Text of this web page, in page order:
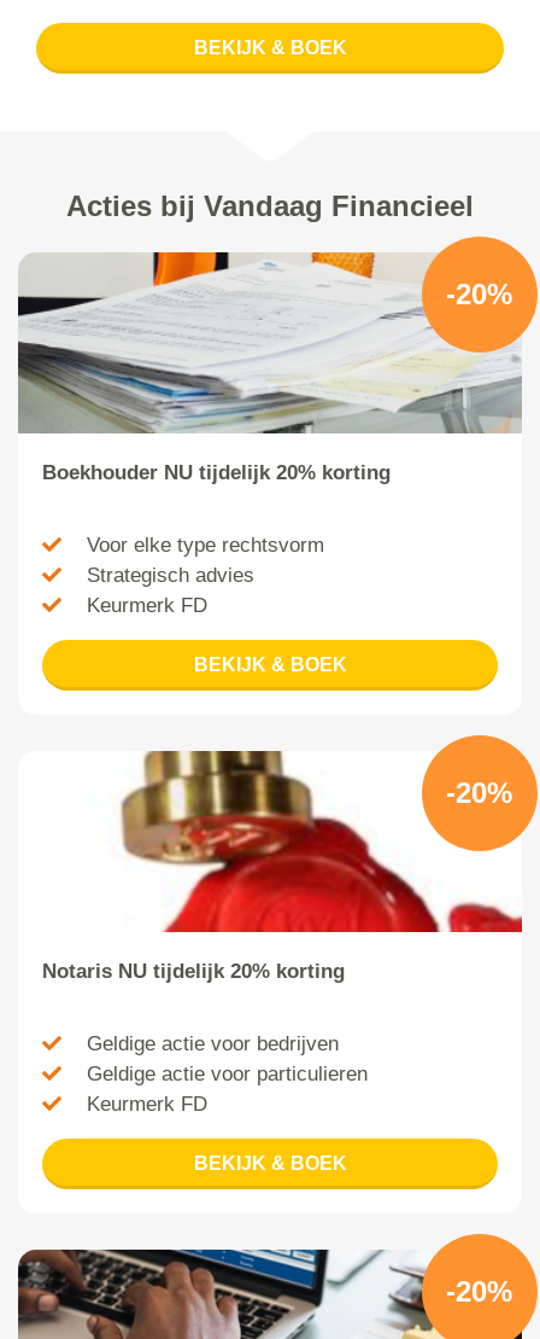
BEKIJK & BOEK
Acties bij Vandaag Financieel
-20%
Boekhouder NU tijdelijk 20% korting
Voor elke type rechtsvorm
Strategisch advies
Keurmerk FD
BEKIJK & BOEK
-20%
Notaris NU tijdelijk 20% korting
Geldige actie voor bedrijven
Geldige actie voor particulieren
Keurmerk FD
BEKIJK & BOEK
-20%